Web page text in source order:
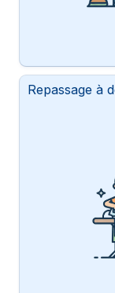
Repassage à